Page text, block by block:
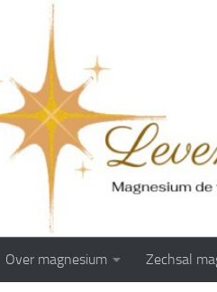
Over magnesium Zechsal